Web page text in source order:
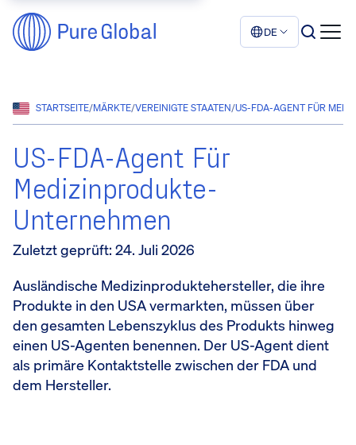
DE
STARTSEITE/MÄRKTE/VEREINIGTE STAATEN/US-FDA-AGENT FÜR
US-FDA-Agent Für
Medizinprodukte-
Unternehmen
Zuletzt geprüft: 24. Juli 2026
Ausländische Medizinproduktehersteller, die ihre
Produkte in den USA vermarkten, müssen über
den gesamten Lebenszyklus des Produkts hinweg
einen US-Agenten benennen. Der US-Agent dient
als primäre Kontaktstelle zwischen der FDA und
dem Hersteller.